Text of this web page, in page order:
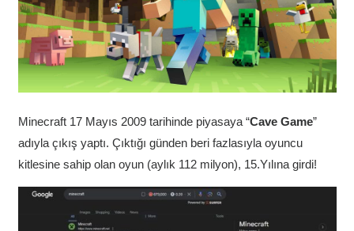
Minecraft 17 Mayıs 2009 tarihinde piyasaya “Cave Game”
adıyla çıkış yaptı. Çıktığı günden beri fazlasıyla oyuncu
kitlesine sahip olan oyun (aylık 112 milyon), 15.Yılına girdi!